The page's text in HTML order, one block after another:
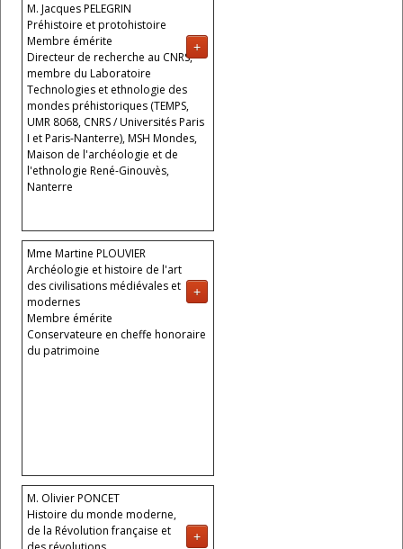
M. Jacques PELEGRIN
+
Préhistoire et protohistoire
Membre émérite
Directeur de recherche au CNRS,
membre du Laboratoire
Technologies et ethnologie des
mondes préhistoriques (TEMPS,
UMR 8068, CNRS / Universités Paris
I et Paris-Nanterre), MSH Mondes,
Maison de l'archéologie et de
l'ethnologie René-Ginouvès,
Nanterre
Mme Martine PLOUVIER
+
Archéologie et histoire de l'art
des civilisations médiévales et
modernes
Membre émérite
Conservateure en cheffe honoraire
du patrimoine
M. Olivier PONCET
+
Histoire du monde moderne,
de la Révolution française et